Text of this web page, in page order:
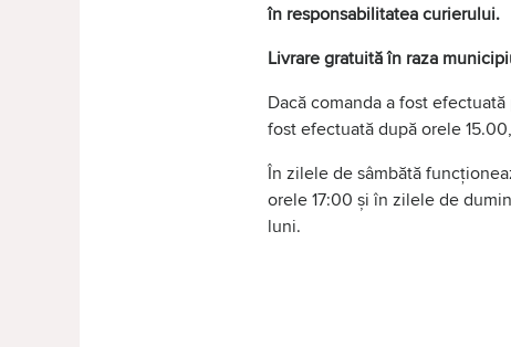
în responsabilitatea curierului.
Livrare gratuită în raza
Dacă comanda a fost
fost efectuată după orele
În zilele de sâmbătă
orele 17:00 și în zilele de
luni.